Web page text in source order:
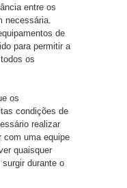
entre os
necessária.
de
para permitir a
os
os
condições de
realizar
com uma equipe
quaisquer
durante o